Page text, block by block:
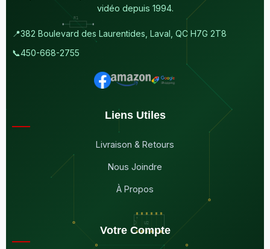
vidéo depuis 1994.
📍382 Boulevard des Laurentides, Laval, QC H7G 2T8
📞450-668-2755
Liens Utiles
Livraison & Retours
Nous Joindre
À Propos
Votre Compte